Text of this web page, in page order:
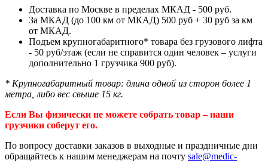
Доставка по Москве в пределах МКАД - 500 руб.
За МКАД (до 100 км от МКАД) 500 руб + 30 руб за км
от МКАД.
Подъем крупногабаритного* товара без грузового лифта
- 50 руб/этаж (если не справится один человек – услуги
дополнительно 1 грузчика 900 руб).
* Крупногабаритный товар: длина одной из сторон более 1
метра, либо вес свыше 15 кг.
Если Вы физически не можете собрать товар – наши
грузчики соберут его.
По вопросу доставки заказов в выходные и праздничные дни
обращайтесь к нашим менеджерам на почту sale@medic-